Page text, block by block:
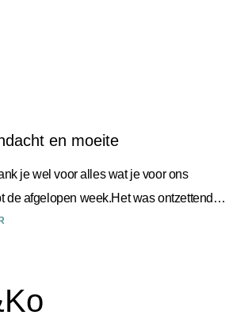
en moeite
je wel voor alles wat je voor ons
de afgelopen week.Het was ontzettend
deze manier afscheid van